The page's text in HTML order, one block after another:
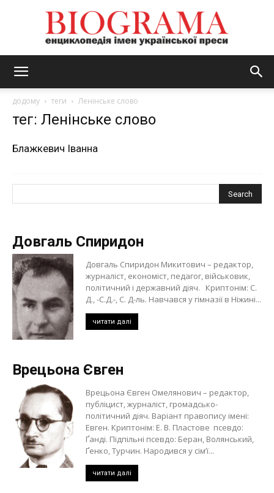
додому теги Ленінське слово
тег: Ленінське слово
Блажкевич Іванна
Довгаль Спиридон
Довгаль Спиридон Микитович – редактор,
журналіст, економіст, педагог, військовик,
політичний і державний діяч. Криптонім: С.
Д., -С.Д.-, С. Д-ль. Навчався у гімназії в Ніжині...
читати далі
Врецьона Євген
Врецьона Євген Омелянович – редактор,
публіцист, журналіст, громадсько-
політичний діяч. Варіант правопису імені:
Евген. Криптонім: Е. В. Пластове псевдо:
Ґанді. Підпільні псевдо: Беран, Волянський,
Ґенко, Турчин. Народився у сім’ї...
читати далі